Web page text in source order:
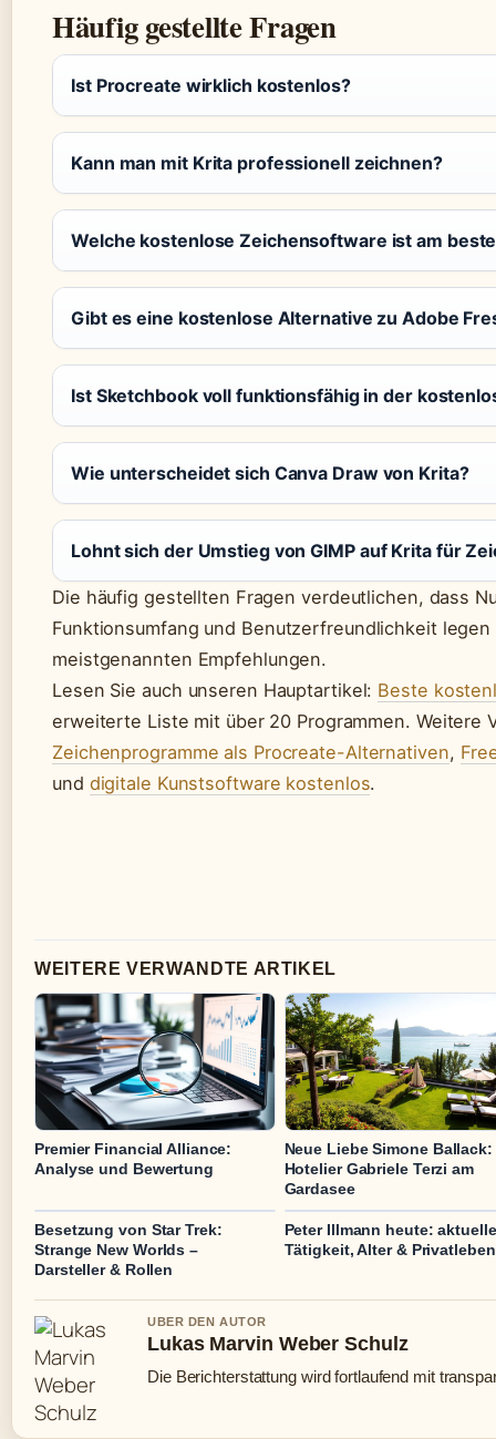
Häufig gestellte Fragen
Ist Procreate wirklich kostenlos?
Kann man mit Krita professionell zeichnen?
Welche kostenlose Zeichensoftware ist am
Gibt es eine kostenlose Alternative zu Adobe
Ist Sketchbook voll funktionsfähig in der
Wie unterscheidet sich Canva Draw von Krita?
Lohnt sich der Umstieg von GIMP auf Krita für
Die häufig gestellten Fragen verdeutlichen, dass
Funktionsumfang und Benutzerfreundlichkeit
meistgenannten Empfehlungen.
Lesen Sie auch unseren Hauptartikel: Beste
erweiterte Liste mit über 20 Programmen. Weitere
Zeichenprogramme als Procreate-Alternativen,
und digitale Kunstsoftware kostenlos.
WEITERE VERWANDTE ARTIKEL
Premier Financial Alliance:
Analyse und Bewertung
Neue Liebe Simone Ballack:
Hotelier Gabriele Terzi am
Gardasee
Besetzung von Star Trek:
Strange New Worlds –
Darsteller & Rollen
Peter Illmann heute: aktuelle
Tätigkeit, Alter & Privatleben
UBER DEN AUTOR
Lukas Marvin Weber Schulz
Die Berichterstattung wird fortlaufend mit